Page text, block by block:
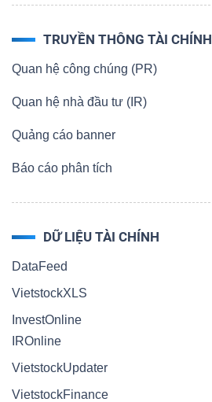
TRUYỀN THÔNG TÀI CHÍNH
Quan hệ công chúng (PR)
Quan hệ nhà đầu tư (IR)
Quảng cáo banner
Báo cáo phân tích
DỮ LIỆU TÀI CHÍNH
DataFeed
VietstockXLS
InvestOnline
IROnline
VietstockUpdater
VietstockFinance